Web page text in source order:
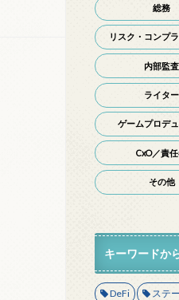
総務
リスク・コンプ
内部監査
ライター
ゲームプロデ
CxO／責
その他
キーワードか
DeFi ステ